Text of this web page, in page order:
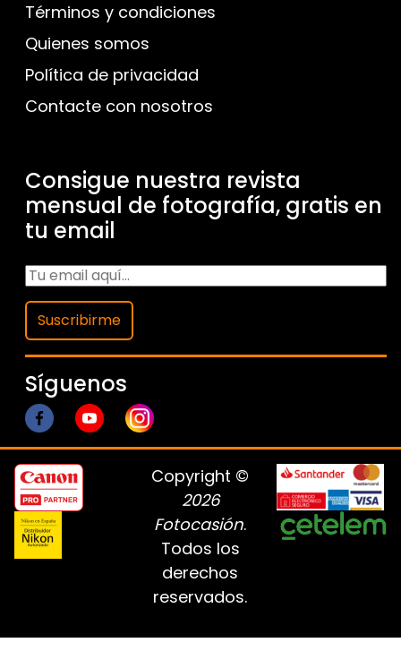
Términos y condiciones
Quienes somos
Política de privacidad
Contacte con nosotros
Consigue nuestra revista
mensual de fotografía, gratis en
tu email
Suscribirme
Síguenos
Copyright ©
2026
Fotocasión.
Todos los
derechos
reservados.